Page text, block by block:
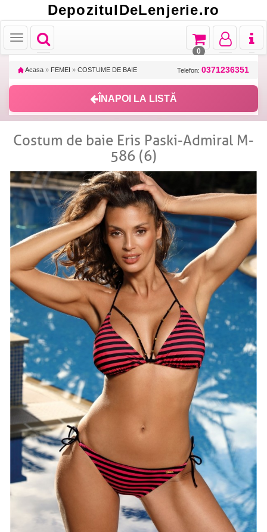
DepozitulDeLenjerie.ro
Toggle
navigation
Toggle
Toggle
navigation
Toggle
navigation
Toggle
navigation
0
Acasa » FEMEI » COSTUME DE BAIE Telefon: 0371236351
ÎNAPOI LA LISTĂ
Costum de baie Eris Paski-Admiral M-
586 (6)